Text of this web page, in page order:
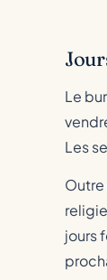
Le
Les
Outre
jours